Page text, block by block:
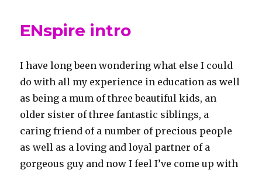
ENspire intro
I have long been wondering what else I could
do with all my experience in education as well
as being a mum of three beautiful kids, an
older sister of three fantastic siblings, a
caring friend of a number of precious people
as well as a loving and loyal partner of a
gorgeous guy and now I feel I’ve come up with